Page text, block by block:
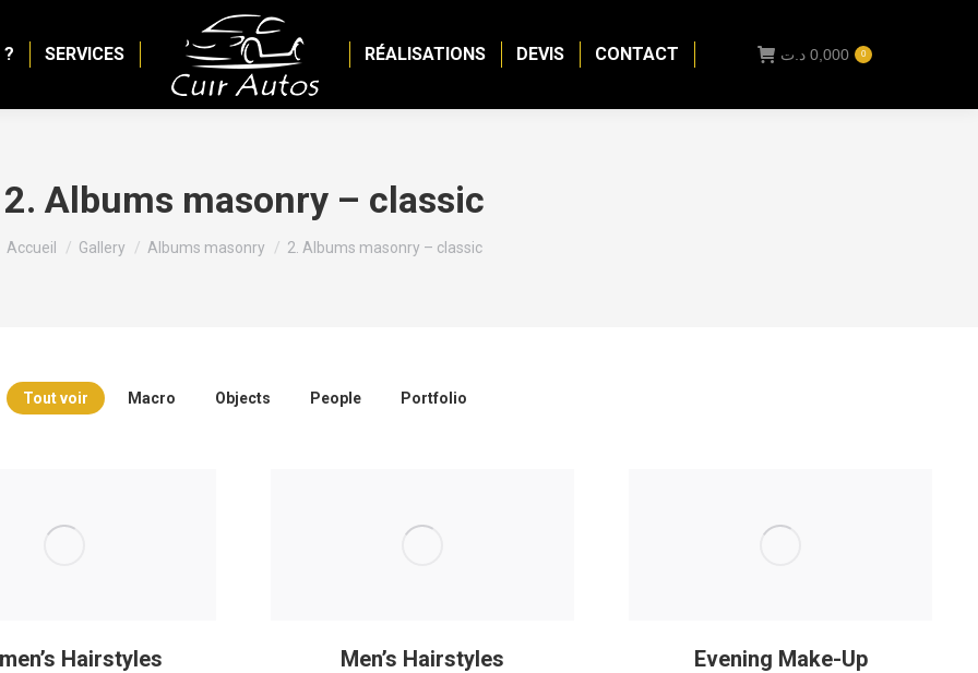
? SERVICES RÉALISATIONS DEVIS CONTACT 0,000 د.ت 0
2. Albums masonry – classic
Accueil Gallery Albums masonry 2. Albums masonry – classic
Tout voir Macro Objects People Portfolio
Hairstyles Men’s Hairstyles Evening Make-Up